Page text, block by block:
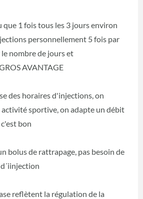
que 1 fois tous les 3 jours environ
personnellement 5 fois par
nombre de jours et
AVANTAGE
des horaires d'injections, on
activité sportive, on adapte un débit
bon
bolus de rattrapage, pas besoin de
reflètent la régulation de la